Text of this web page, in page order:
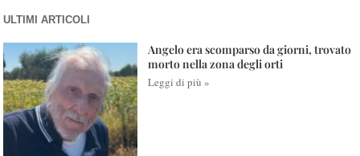
ULTIMI ARTICOLI
Angelo era scomparso da giorni, trovato
morto nella zona degli orti
Leggi di più »